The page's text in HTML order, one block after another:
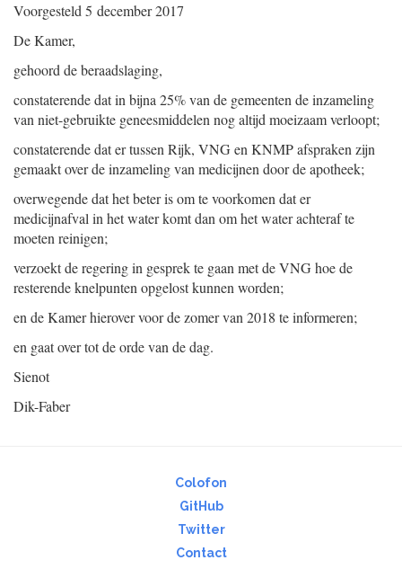
Voorgesteld 5 december 2017
De Kamer,
gehoord de beraadslaging,
constaterende dat in bijna 25% van de gemeenten de inzameling
van niet-gebruikte geneesmiddelen nog altijd moeizaam verloopt;
constaterende dat er tussen Rijk, VNG en KNMP afspraken zijn
gemaakt over de inzameling van medicijnen door de apotheek;
overwegende dat het beter is om te voorkomen dat er
medicijnafval in het water komt dan om het water achteraf te
moeten reinigen;
verzoekt de regering in gesprek te gaan met de VNG hoe de
resterende knelpunten opgelost kunnen worden;
en de Kamer hierover voor de zomer van 2018 te informeren;
en gaat over tot de orde van de dag.
Sienot
Dik-Faber
Colofon
GitHub
Twitter
Contact